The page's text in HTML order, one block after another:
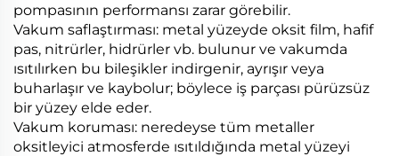
pompasının performansı zarar görebilir.
Vakum saflaştırması: metal yüzeyde oksit film, hafif
pas, nitrürler, hidrürler vb. bulunur ve vakumda
ısıtılırken bu bileşikler indirgenir, ayrışır veya
buharlaşır ve kaybolur; böylece iş parçası pürüzsüz
bir yüzey elde eder.
Vakum koruması: neredeyse tüm metaller
oksitleyici atmosferde ısıtıldığında metal yüzeyi